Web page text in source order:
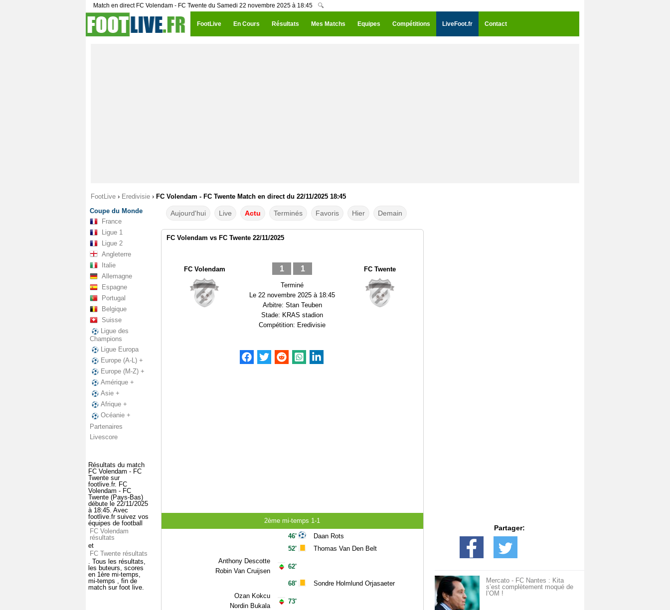
Match en direct FC Volendam - FC Twente du Samedi 22 novembre 2025 à 18:45 🔍
FootLive En Cours Résultats Mes Matchs Equipes Compétitions LiveFoot.fr Contact
FootLive › Eredivisie › FC Volendam - FC Twente Match en direct du 22/11/2025 18:45
Coupe du Monde
France
Ligue 1
Ligue 2
Angleterre
Italie
Allemagne
Espagne
Portugal
Belgique
Suisse
Ligue des
Champions
Ligue Europa
Europe (A-L) +
Europe (M-Z) +
Amérique +
Asie +
Afrique +
Océanie +
Partenaires
Livescore
Résultats du match
FC Volendam - FC
Twente sur
footlive.fr. FC
Volendam - FC
Twente (Pays-Bas)
débute le 22/11/2025
à 18:45. Avec
footlive.fr suivez vos
équipes de football
FC Volendam
résultats
et
FC Twente résultats
. Tous les résultats,
les buteurs, scores
en 1ère mi-temps,
mi-temps , fin de
match sur foot live.
Aujourd'hui Live Actu Terminés Favoris Hier Demain
FC Volendam vs FC Twente 22/11/2025
FC Volendam 1 1
Terminé
Le 22 novembre 2025 à 18:45
Arbitre: Stan Teuben
Stade: KRAS stadion
Compétition: Eredivisie
FC Twente
2ème mi-temps 1-1
Anthony Descotte
Robin Van Cruijsen
Ozan Kokcu
Nordin Bukala
46'
52'
62'
68'
73'
Daan Rots
Thomas Van Den Belt
Sondre Holmlund Orjasaeter
Partager:
Mercato - FC Nantes : Kita
s’est complètement moqué de
l’OM !